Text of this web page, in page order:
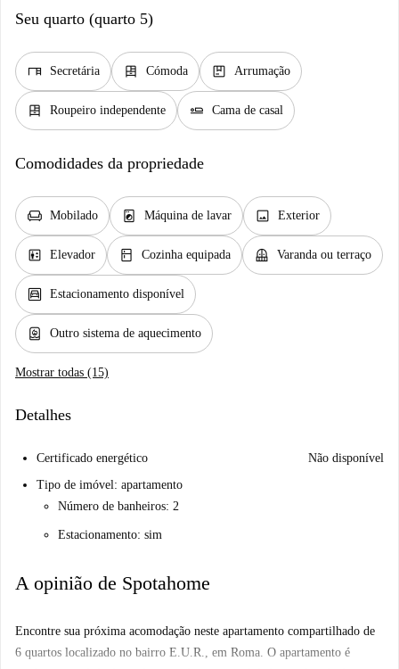
Seu quarto (quarto 5)
desk Secretária dresser Cómoda package Arrumação
dresser Roupeiro independente airline_seat_flat Cama de casal
Comodidades da propriedade
chair Mobilado local_laundry_service Máquina de lavar image Exterior
elevator Elevador kitchen Cozinha equipada balcony Varanda ou terraço
garage Estacionamento disponível
water_heater Outro sistema de aquecimento
Mostrar todas (15)
Detalhes
Certificado energético
Não disponível
Tipo de imóvel: apartamento
Número de banheiros: 2
Estacionamento: sim
A opinião de Spotahome
Encontre sua próxima acomodação neste apartamento compartilhado de
6 quartos localizado no bairro E.U.R., em Roma. O apartamento é